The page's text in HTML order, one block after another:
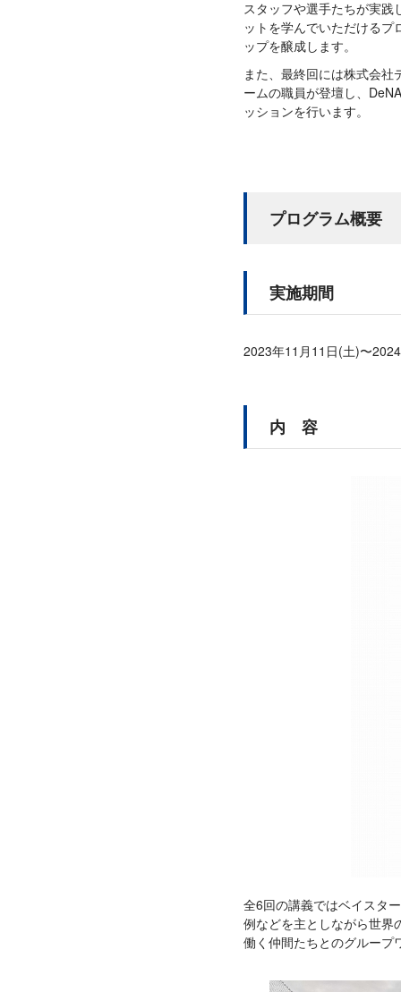
スタッフや選手たちが実
ットを学んでいただける
ップを醸成します。
また、最終回には株式会
ームの職員が登壇し、
ッションを行います。
プログラム概要
実施期間
2023年11月11日(土)〜
内 容
全6回の講義ではベイスタ
例などを主としながら世界
働く仲間たちとのグループ